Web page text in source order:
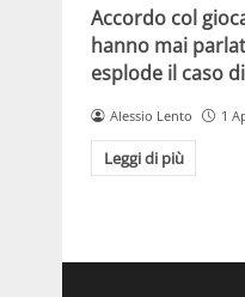
Accordo col
hanno mai
esplode il caso
Alessio Lento 1
Leggi di più